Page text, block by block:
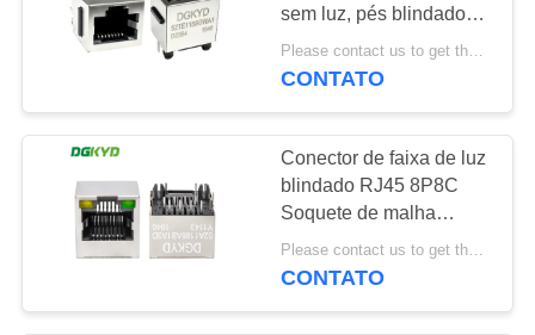
jaque rj11
46
sem luz, pés blindados,
4.24mm
Please contact us to get the latest price. MOQ:1 peça
CONTATO
Conector de faixa de luz
blindado RJ45 8P8C
Soquete de malha
vertical Conector de
porta única
Please contact us to get the latest price. MOQ:1 peça
CONTATO